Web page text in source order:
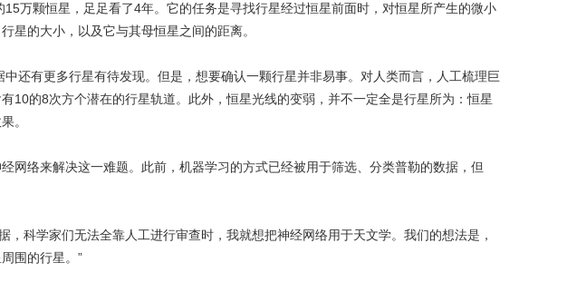
颗恒星，足足看了4年。它的任务是寻找行星经过恒星前面时，对恒星所产生的微小
星的大小，以及它与其母恒星之间的距离。
有更多行星有待发现。但是，想要确认一颗行星并非易事。对人类而言，人工梳理巨
10的8次方个潜在的行星轨道。此外，恒星光线的变弱，并不一定全是行星所为：恒星
。
络来解决这一难题。此前，机器学习的方式已经被用于筛选、分类普勒的数据，但
科学家们无法全靠人工进行审查时，我就想把神经网络用于天文学。我们的想法是，
围的行星。”